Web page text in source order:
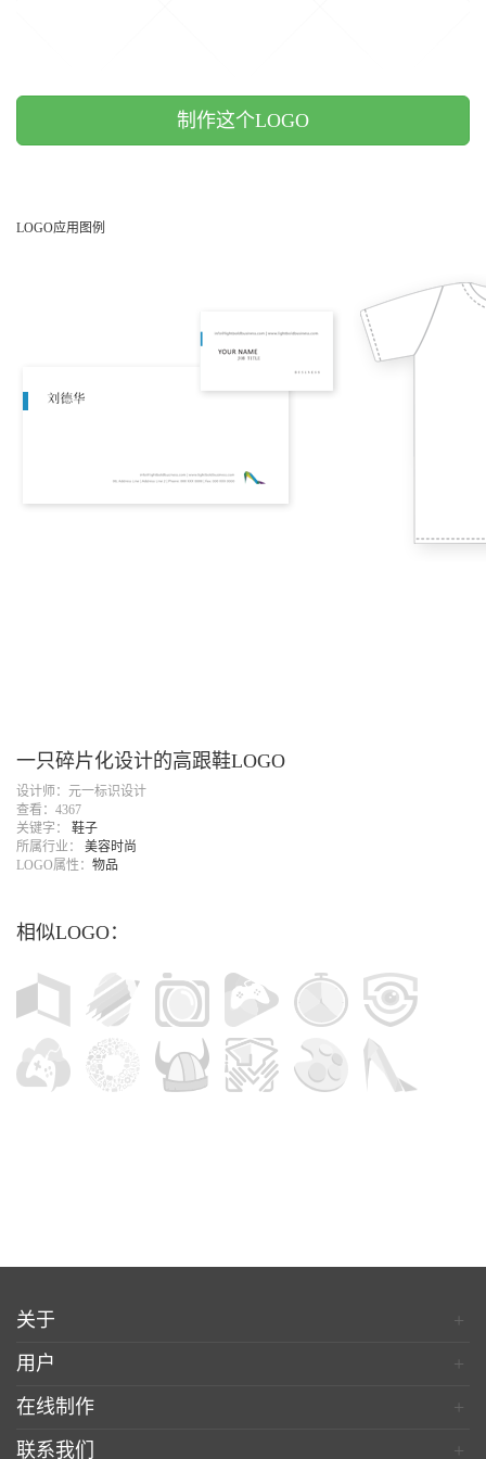
制作这个LOGO
LOGO应用图例
一只碎片化设计的高跟鞋LOGO
设计师：元一标识设计
查看：4367
关键字： 鞋子
所属行业： 美容时尚
LOGO属性： 物品
相似LOGO：
关于
+
用户
+
在线制作
+
联系我们
+